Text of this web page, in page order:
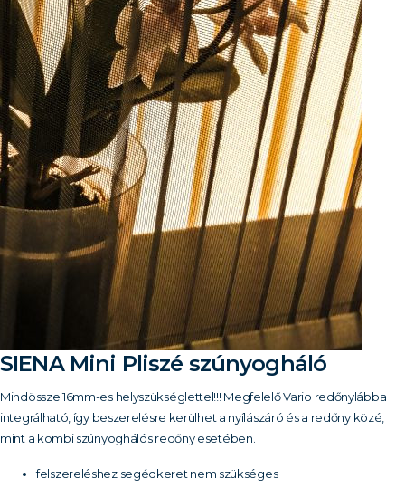
SIENA Mini Pliszé szúnyogháló
Mindössze 16mm-es helyszükséglettel!!! Megfelelő Vario redőnylábba
integrálható, így beszerelésre kerülhet a nyílászáró és a redőny közé,
mint a kombi szúnyoghálós redőny esetében.
felszereléshez segédkeret nem szükséges